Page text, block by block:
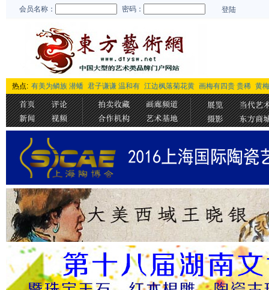
会员名称： 密码： 登陆
热点: 有美为鳞族 潜蟠 君子谦谦 温和有 江边枫落菊花黄 画梅有四贵 贵稀 黄